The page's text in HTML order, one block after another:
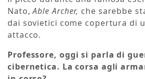
Nato,Able Archer, che sarebbe
dai sovietici come copertura di
attacco.
Professore, oggi si parla di
cibernetica. La corsa agli